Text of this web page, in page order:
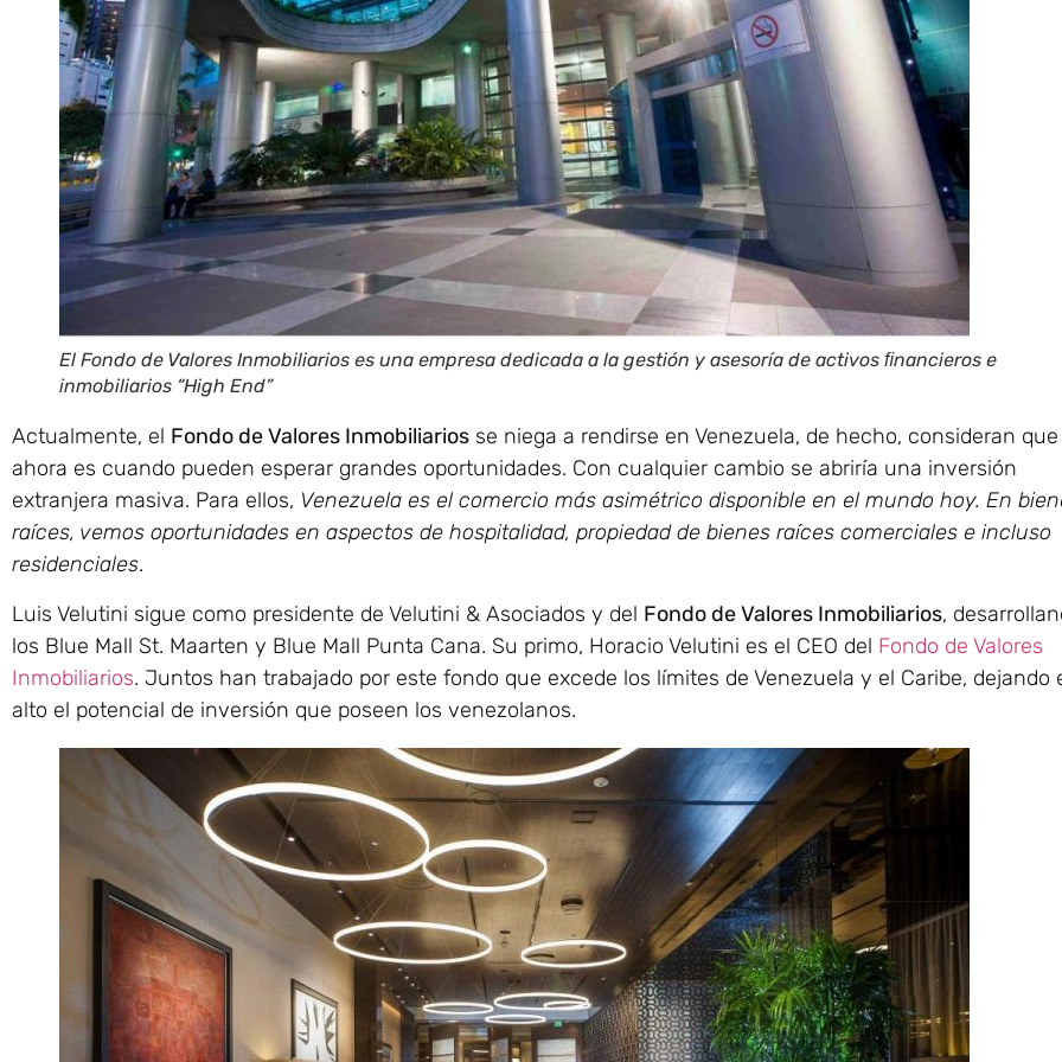
El Fondo de Valores Inmobiliarios es una empresa dedicada a la gestión y asesoría de activos ﬁnancieros e
inmobiliarios “High End”
Actualmente, el Fondo de Valores Inmobiliarios se niega a rendirse en Venezuela, de hecho, consideran que
ahora es cuando pueden esperar grandes oportunidades. Con cualquier cambio se abriría una inversión
extranjera masiva. Para ellos, Venezuela es el comercio más asimétrico disponible en el mundo hoy. En
raíces, vemos oportunidades en aspectos de hospitalidad, propiedad de bienes raíces comerciales e incluso
residenciales.
Luis Velutini sigue como presidente de Velutini & Asociados y del Fondo de Valores Inmobiliarios,
los Blue Mall St. Maarten y Blue Mall Punta Cana. Su primo, Horacio Velutini es el CEO del Fondo de Valores
Inmobiliarios. Juntos han trabajado por este fondo que excede los límites de Venezuela y el Caribe, dejando
alto el potencial de inversión que poseen los venezolanos.